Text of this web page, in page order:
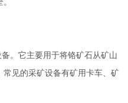
。它主要用于将铬矿石从矿山
见的采矿设备有矿用卡车、矿